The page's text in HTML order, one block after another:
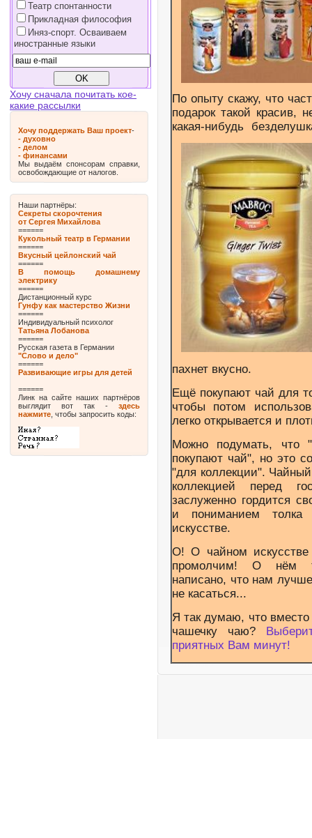
Театр спонтанности
Прикладная философия
Иняз-спорт. Осваиваем
иностранные языки
Хочу сначала почитать кое-
какие рассылки
Хочу поддержать Ваш проект-
- духовно
- делом
- финансами
Мы выдаём спонсорам справки,
освобождающие от налогов.
Наши партнёры:
Секреты скорочтения
от Сергея Михайлова
======
Кукольный театр в Германии
======
Вкусный цейлонский чай
======
В помощь домашнему
электрику
======
Дистанционный курс
Гунфу как мастерство Жизни
======
Индивидуальный психолог
Татьяна Лобанова
======
Русская газета в Германии
"Слово и дело"
======
Развивающие игры для детей
======
Линк на сайте наших партнёров
выглядит вот так - здесь
нажмите , чтобы запросить коды:
По опыту скажу, что
подарок такой красив,
какая-нибудь
пахнет вкусно.
Ещё покупают чай для
чтобы потом
легко открывается и
Можно подумать,
покупают чай", но это
"для коллекции".
коллекцией перед
заслуженно гордится
и пониманием
искусстве.
О! О чайном
промолчим! О нём
написано, что нам
не касаться...
Я так думаю, что вместо
чашечку чаю?
приятных Вам минут!